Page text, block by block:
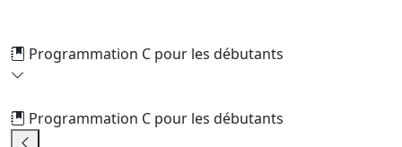
Programmation C pour les débutants
Programmation C pour les débutants